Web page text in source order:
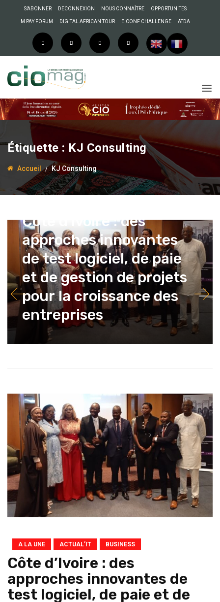
S’ABONNER DECONNEXION NOUS CONNAÎTRE OPPORTUNITES
M PAY FORUM DIGITAL AFRICAN TOUR E.CONF CHALLENGE ATDA
Étiquette : KJ Consulting
Accueil KJ Consulting
Côte d’Ivoire : des
approches innovantes
de test logiciel, de paie
et de gestion de projets
pour la croissance des
entreprises
A LA UNE ACTUAL’IT BUSINESS
Côte d’Ivoire : des
approches innovantes de
test logiciel, de paie et de